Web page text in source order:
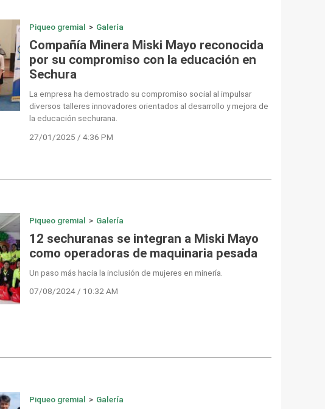
Piqueo gremial > Galería
Compañía Minera Miski Mayo reconocida
por su compromiso con la educación en
Sechura
La empresa ha demostrado su compromiso social al impulsar
diversos talleres innovadores orientados al desarrollo y mejora de
la educación sechurana.
27/01/2025 / 4:36 PM
Piqueo gremial > Galería
12 sechuranas se integran a Miski Mayo
como operadoras de maquinaria pesada
Un paso más hacia la inclusión de mujeres en minería.
07/08/2024 / 10:32 AM
Piqueo gremial > Galería